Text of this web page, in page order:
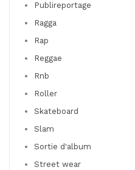
Publireportage
Ragga
Rap
Reggae
Rnb
Roller
Skateboard
Slam
Sortie d'album
Street wear